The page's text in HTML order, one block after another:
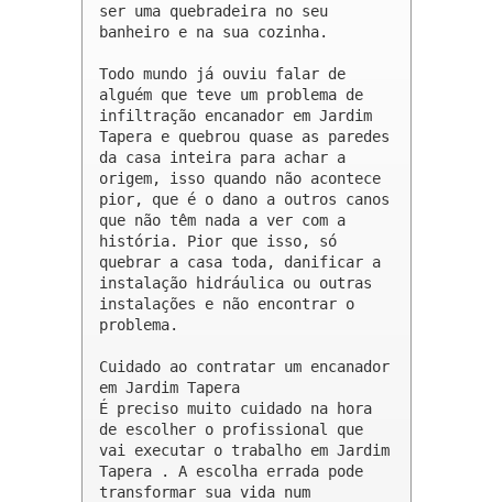
ser uma quebradeira no seu
banheiro e na sua cozinha.
Todo mundo já ouviu falar de
alguém que teve um problema de
infiltração encanador em Jardim
Tapera e quebrou quase as paredes
da casa inteira para achar a
origem, isso quando não acontece
pior, que é o dano a outros canos
que não têm nada a ver com a
história. Pior que isso, só
quebrar a casa toda, danificar a
instalação hidráulica ou outras
instalações e não encontrar o
problema.
Cuidado ao contratar um encanador
em Jardim Tapera
É preciso muito cuidado na hora
de escolher o profissional que
vai executar o trabalho em Jardim
Tapera . A escolha errada pode
transformar sua vida num